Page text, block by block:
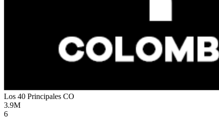
Los 40 Principales CO
3.9M
6